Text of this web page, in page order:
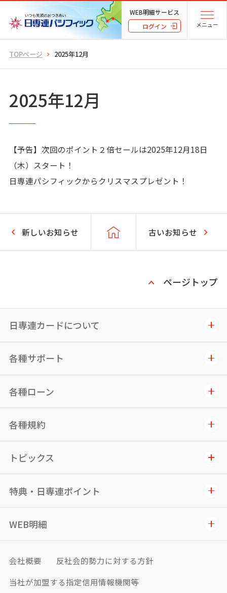
WEB明細サービス
ログイン
メニュー
TOPページ 2025年12月
2025年12月
【予告】次回のポイント２倍セールは2025年12月18日
（木）スタート！
日専連パシフィックからクリスマスプレゼント！
新しいお知らせ 古いお知らせ
ページトップ
日専連カードについて
各種サポート
各種ローン
各種規約
トピックス
特典・日専連ポイント
WEB明細
会社概要
反社会的勢力に対する方針
当社が加盟する指定信用情報機関等